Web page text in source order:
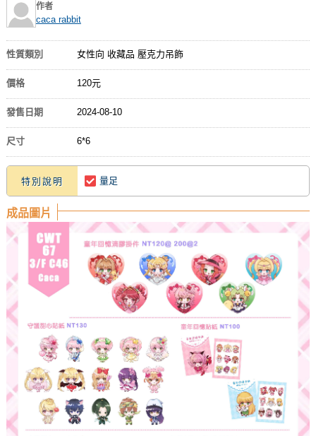
作者
caca rabbit
性質類別 女性向 收藏品 壓克力吊飾
價格 120元
發售日期 2024-08-10
尺寸 6*6
特別說明 量足
成品圖片